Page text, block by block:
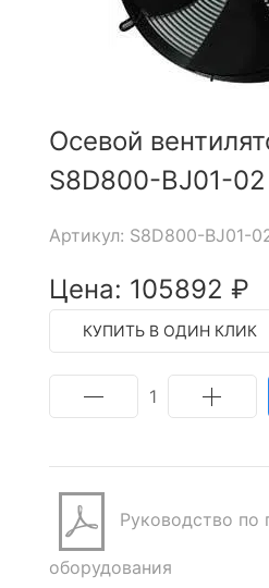
Осевой
S8D800-BJ01-02
Артикул: S8D800-BJ01-
Цена: 105892 ₽
КУПИТЬ В ОДИН КЛИК
1
Руководство по
оборудования